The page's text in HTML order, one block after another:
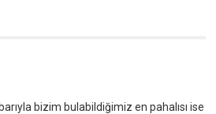
bizim bulabildiğimiz en pahalısı ise